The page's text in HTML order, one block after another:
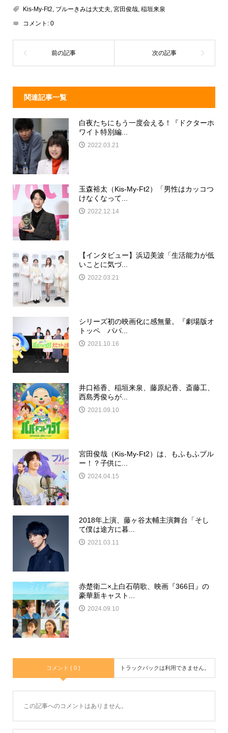
a
d
s
n
e
o
Kis-My-Ft2, ブルーきみは大丈夫, 宮田俊哉, 稲垣来泉
コメント: 0
関連記事一覧
白夜たちにもう一度会える！『ドクターホ
ワイト特別編...
2022.03.21
玉森裕太（Kis-My-Ft2）「男性はカッコつ
けなくなって...
2022.12.14
【インタビュー】浜辺美波「生活能力が低
いことに気づ...
2022.03.21
シリーズ初の映画化に感無量。『劇場版オ
トッペ パパ...
2021.10.16
井口裕香、稲垣来泉、藤原紀香、斎藤工、
西島秀俊らが...
2021.09.10
宮田俊哉（Kis-My-Ft2）は、もふもふブル
ー！？子供に...
2024.04.15
2018年上演、藤ヶ谷太輔主演舞台「そし
て僕は途方に暮...
2021.03.11
赤楚衛二×上白石萌歌、映画『366日』の
豪華新キャスト...
2024.09.10
コメント ( 0 ) トラックバックは利用できません。
この記事へのコメントはありません。